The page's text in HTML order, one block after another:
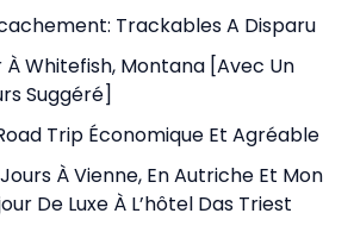
Trackables A Disparu
À Whitefish, Montana [avec Un
Suggéré]
Trip Économique Et Agréable
À Vienne, En Autriche Et Mon
De Luxe À L’hôtel Das Triest